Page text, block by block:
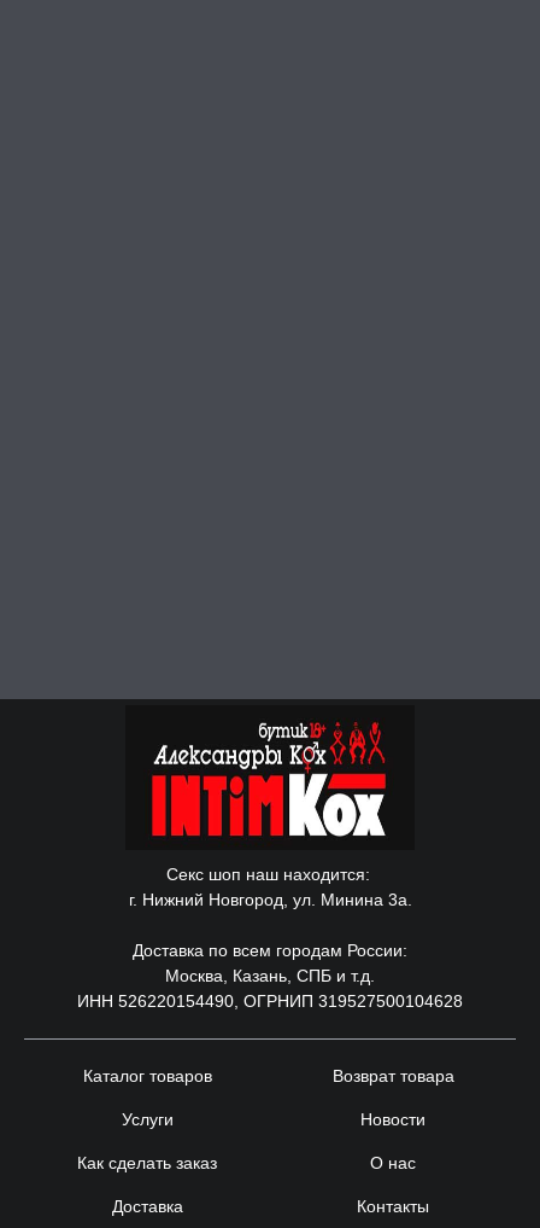
Секс шоп наш находится:
г. Нижний Новгород, ул. Минина 3а.
Доставка по всем городам России:
Москва, Казань, СПБ и т.д.
ИНН 526220154490, ОГРНИП 319527500104628
Каталог товаров
Услуги
Как сделать заказ
Доставка
Возврат товара
Новости
О нас
Контакты